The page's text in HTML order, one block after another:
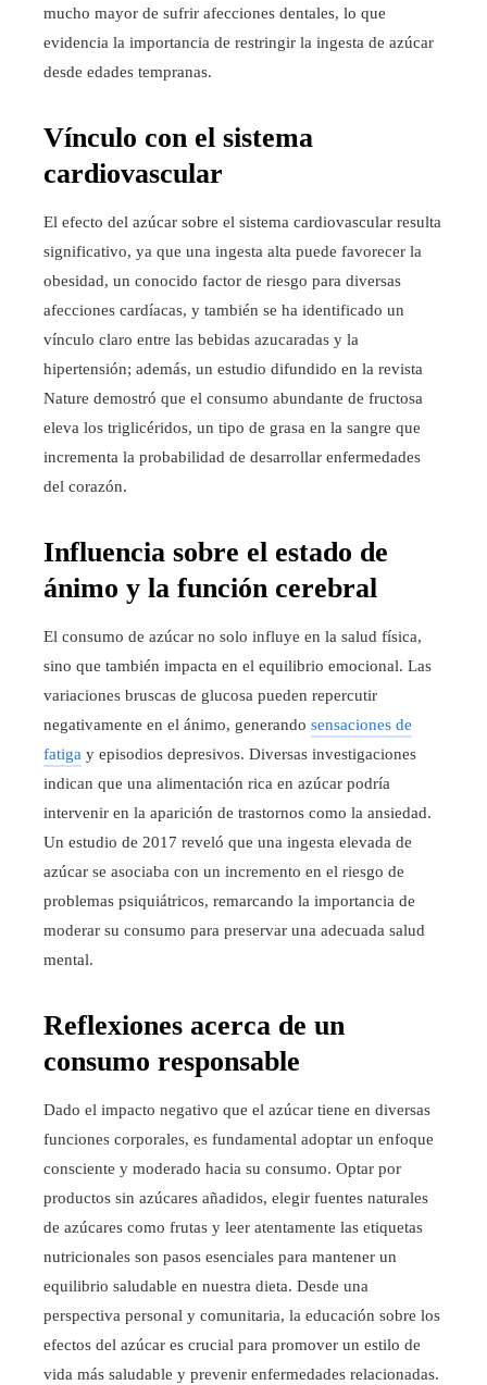
mucho mayor de sufrir afecciones dentales, lo que
evidencia la importancia de restringir la ingesta de azúcar
desde edades tempranas.
Vínculo con el sistema
cardiovascular
El efecto del azúcar sobre el sistema cardiovascular resulta
significativo, ya que una ingesta alta puede favorecer la
obesidad, un conocido factor de riesgo para diversas
afecciones cardíacas, y también se ha identificado un
vínculo claro entre las bebidas azucaradas y la
hipertensión; además, un estudio difundido en la revista
Nature demostró que el consumo abundante de fructosa
eleva los triglicéridos, un tipo de grasa en la sangre que
incrementa la probabilidad de desarrollar enfermedades
del corazón.
Influencia sobre el estado de
ánimo y la función cerebral
El consumo de azúcar no solo influye en la salud física,
sino que también impacta en el equilibrio emocional. Las
variaciones bruscas de glucosa pueden repercutir
negativamente en el ánimo, generando sensaciones de
fatiga y episodios depresivos. Diversas investigaciones
indican que una alimentación rica en azúcar podría
intervenir en la aparición de trastornos como la ansiedad.
Un estudio de 2017 reveló que una ingesta elevada de
azúcar se asociaba con un incremento en el riesgo de
problemas psiquiátricos, remarcando la importancia de
moderar su consumo para preservar una adecuada salud
mental.
Reflexiones acerca de un
consumo responsable
Dado el impacto negativo que el azúcar tiene en diversas
funciones corporales, es fundamental adoptar un enfoque
consciente y moderado hacia su consumo. Optar por
productos sin azúcares añadidos, elegir fuentes naturales
de azúcares como frutas y leer atentamente las etiquetas
nutricionales son pasos esenciales para mantener un
equilibrio saludable en nuestra dieta. Desde una
perspectiva personal y comunitaria, la educación sobre los
efectos del azúcar es crucial para promover un estilo de
vida más saludable y prevenir enfermedades relacionadas.